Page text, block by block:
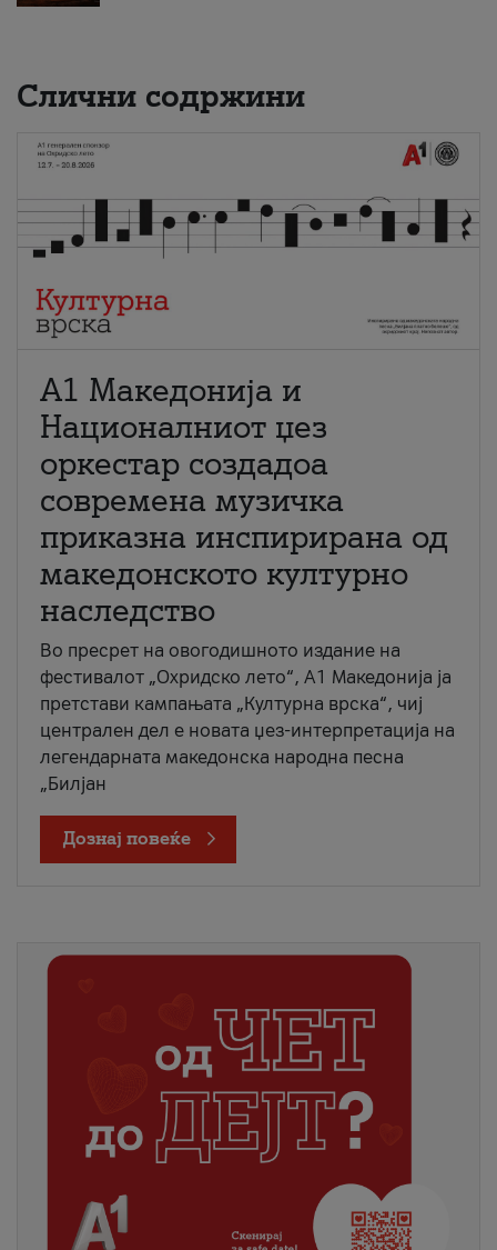
Слични содржини
А1 Македонија и
Националниот џез
оркестар создадоа
современа музичка
приказна инспирирана од
македонското културно
наследство
Во пресрет на овогодишното издание на
фестивалот „Охридско лето“, А1 Македонија ја
претстави кампањата „Културна врска“, чиј
централен дел е новата џез-интерпретација на
легендарната македонска народна песна
„Билјан
Дознај повеќе